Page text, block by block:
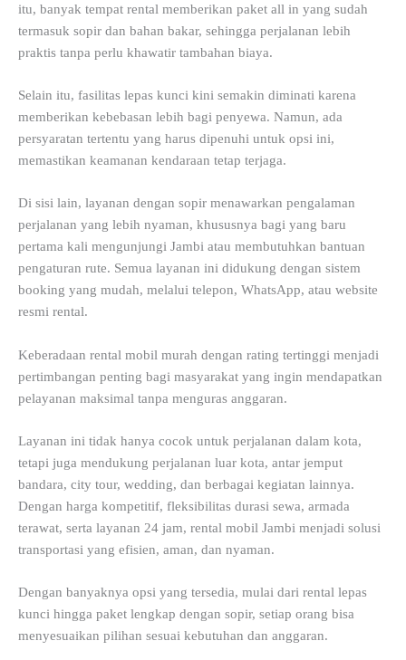
itu, banyak tempat rental memberikan paket all in yang sudah
termasuk sopir dan bahan bakar, sehingga perjalanan lebih
praktis tanpa perlu khawatir tambahan biaya.
Selain itu, fasilitas lepas kunci kini semakin diminati karena
memberikan kebebasan lebih bagi penyewa. Namun, ada
persyaratan tertentu yang harus dipenuhi untuk opsi ini,
memastikan keamanan kendaraan tetap terjaga.
Di sisi lain, layanan dengan sopir menawarkan pengalaman
perjalanan yang lebih nyaman, khususnya bagi yang baru
pertama kali mengunjungi Jambi atau membutuhkan bantuan
pengaturan rute. Semua layanan ini didukung dengan sistem
booking yang mudah, melalui telepon, WhatsApp, atau website
resmi rental.
Keberadaan rental mobil murah dengan rating tertinggi menjadi
pertimbangan penting bagi masyarakat yang ingin mendapatkan
pelayanan maksimal tanpa menguras anggaran.
Layanan ini tidak hanya cocok untuk perjalanan dalam kota,
tetapi juga mendukung perjalanan luar kota, antar jemput
bandara, city tour, wedding, dan berbagai kegiatan lainnya.
Dengan harga kompetitif, fleksibilitas durasi sewa, armada
terawat, serta layanan 24 jam, rental mobil Jambi menjadi solusi
transportasi yang efisien, aman, dan nyaman.
Dengan banyaknya opsi yang tersedia, mulai dari rental lepas
kunci hingga paket lengkap dengan sopir, setiap orang bisa
menyesuaikan pilihan sesuai kebutuhan dan anggaran.